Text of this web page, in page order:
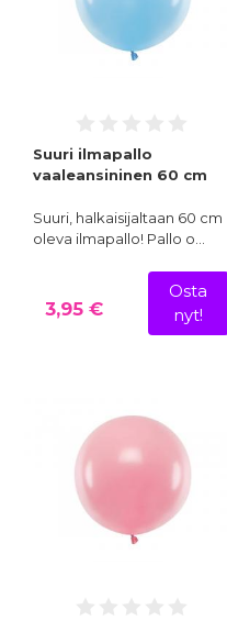
Suuri ilmapallo
vaaleansininen 60 cm
Suuri, halkaisijaltaan 60 cm
oleva ilmapallo! Pallo o…
3,95 €
Osta
nyt!